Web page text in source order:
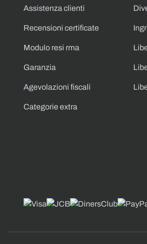
Assistenza clienti
Recensioni certificate
Modulo resi rma
Garanzia
Agevolazioni fiscali
Categorie extra